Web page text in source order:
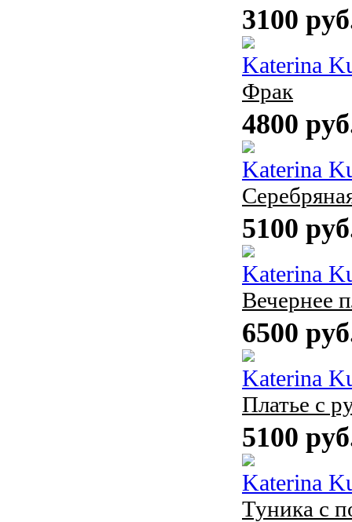
3100
Katerina
Фрак
4800
Katerina
5100
Katerina
Вечернее
6500
Katerina
Платье с
5100
Katerina
Туника с